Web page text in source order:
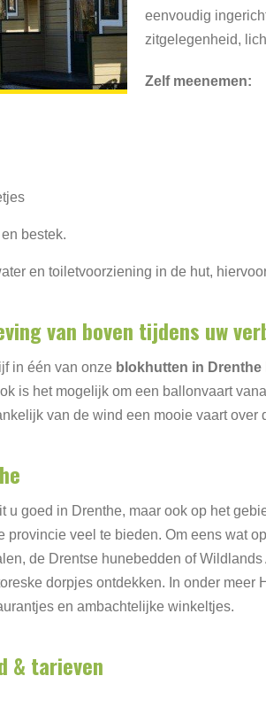
eenvoudig
zitgelegenheid,
Zelf meenemen:
bestek.
en toiletvoorziening in de hut,
van boven tijdens uw
in één van onze blokhutten in Drenthe
is het mogelijk om een ballonvaart
van de wind een mooie vaart over
u goed in Drenthe, maar ook op het
provincie veel te bieden. Om eens wat
de Drentse hunebedden of
dorpjes ontdekken. In onder meer
en ambachtelijke winkeltjes.
& tarieven